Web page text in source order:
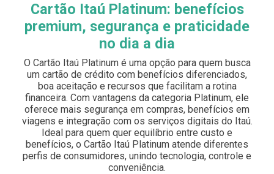
Investimento
Legal
Buscar:
Pulsa Enter para buscar o ESC para cerrar.
Cartão Itaú Platinum: benefícios
premium, segurança e praticidade
no dia a dia
O Cartão Itaú Platinum é uma opção para quem busca
um cartão de crédito com benefícios diferenciados,
boa aceitação e recursos que facilitam a rotina
financeira. Com vantagens da categoria Platinum, ele
oferece mais segurança em compras, benefícios em
viagens e integração com os serviços digitais do Itaú.
Ideal para quem quer equilíbrio entre custo e
benefícios, o Cartão Itaú Platinum atende diferentes
perfis de consumidores, unindo tecnologia, controle e
conveniência.